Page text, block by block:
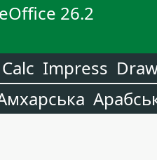
26.2
Calc Impress